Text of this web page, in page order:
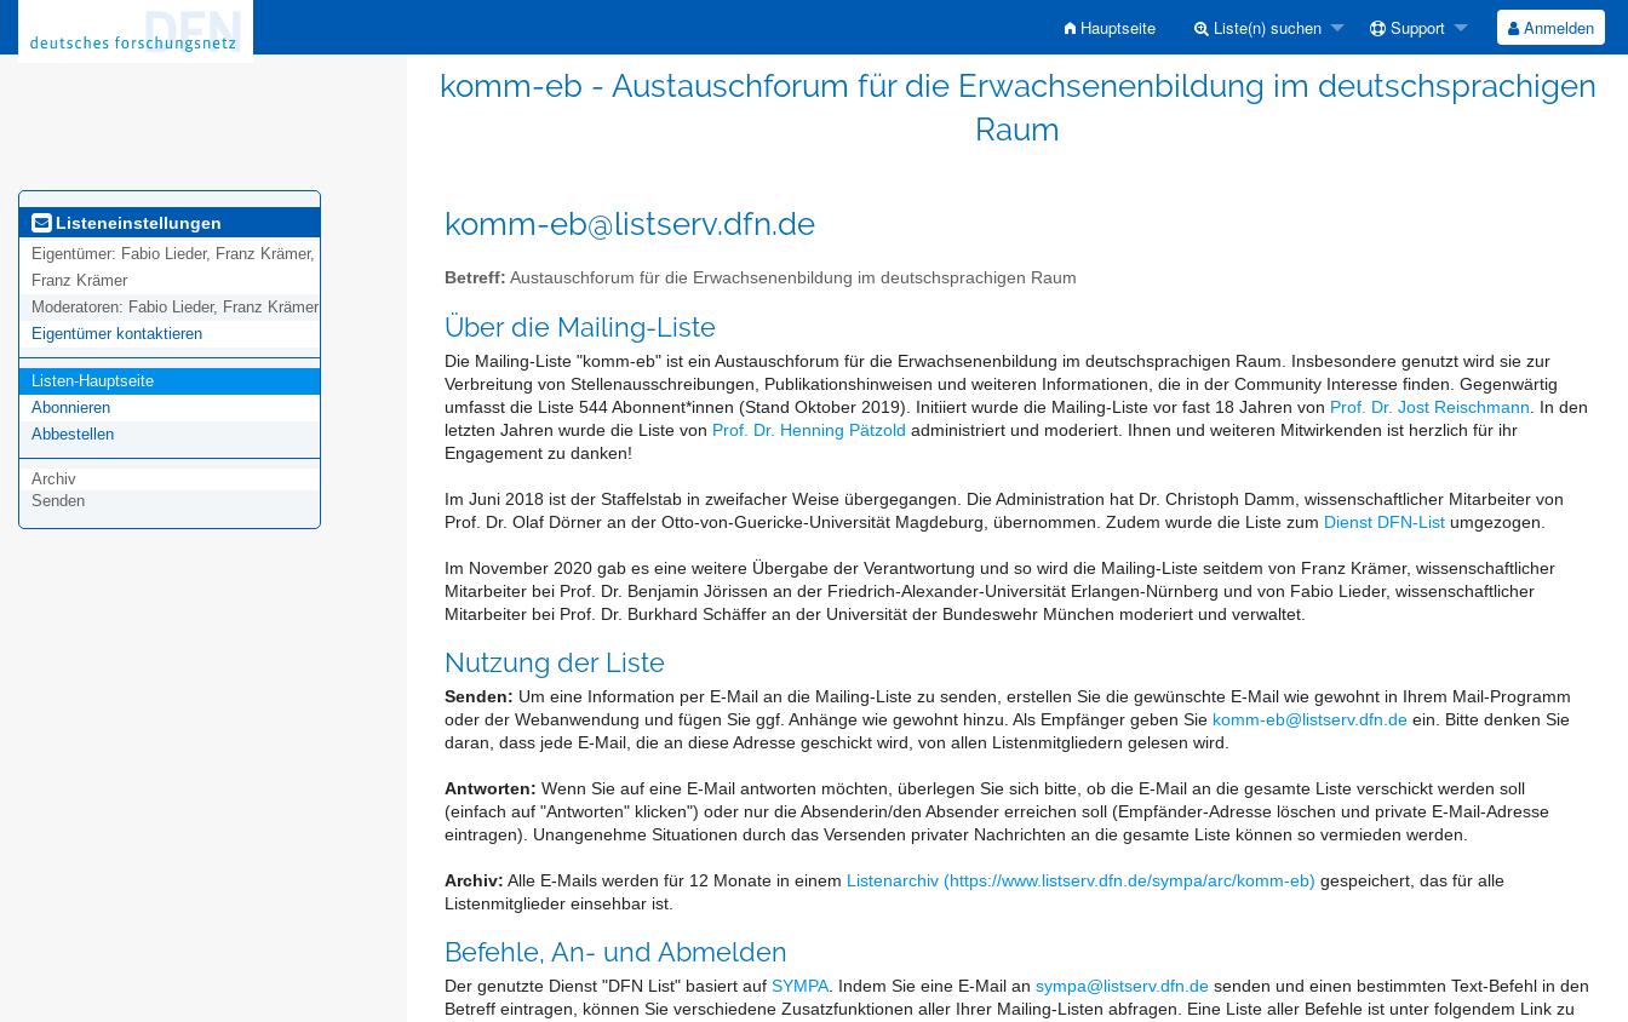
Hauptseite Liste(n) suchen Support Anmelden
komm-eb - Austauschforum für die Erwachsenenbildung im deutschsprachigen
Raum
Listeneinstellungen
Eigentümer: Fabio Lieder, Franz Krämer,
Franz Krämer
Moderatoren: Fabio Lieder, Franz Krämer
Eigentümer kontaktieren
Listen-Hauptseite
Abonnieren
Abbestellen
Archiv
Senden
komm-eb@listserv.dfn.de
Betreff: Austauschforum für die Erwachsenenbildung im deutschsprachigen Raum
Über die Mailing-Liste
Die Mailing-Liste "komm-eb" ist ein Austauschforum für die Erwachsenenbildung im deutschsprachigen Raum. Insbesondere genutzt wird sie zur
Verbreitung von Stellenausschreibungen, Publikationshinweisen und weiteren Informationen, die in der Community Interesse finden. Gegenwärtig
umfasst die Liste 544 Abonnent*innen (Stand Oktober 2019). Initiiert wurde die Mailing-Liste vor fast 18 Jahren von Prof. Dr. Jost Reischmann . In den
letzten Jahren wurde die Liste von Prof. Dr. Henning Pätzold administriert und moderiert. Ihnen und weiteren Mitwirkenden ist herzlich für ihr
Engagement zu danken!
Im Juni 2018 ist der Staffelstab in zweifacher Weise übergegangen. Die Administration hat Dr. Christoph Damm, wissenschaftlicher Mitarbeiter von
Prof. Dr. Olaf Dörner an der Otto-von-Guericke-Universität Magdeburg, übernommen. Zudem wurde die Liste zum Dienst DFN-List umgezogen.
Im November 2020 gab es eine weitere Übergabe der Verantwortung und so wird die Mailing-Liste seitdem von Franz Krämer, wissenschaftlicher
Mitarbeiter bei Prof. Dr. Benjamin Jörissen an der Friedrich-Alexander-Universität Erlangen-Nürnberg und von Fabio Lieder, wissenschaftlicher
Mitarbeiter bei Prof. Dr. Burkhard Schäffer an der Universität der Bundeswehr München moderiert und verwaltet.
Nutzung der Liste
Senden: Um eine Information per E-Mail an die Mailing-Liste zu senden, erstellen Sie die gewünschte E-Mail wie gewohnt in Ihrem Mail-Programm
oder der Webanwendung und fügen Sie ggf. Anhänge wie gewohnt hinzu. Als Empfänger geben Sie komm-eb@listserv.dfn.de ein. Bitte denken Sie
daran, dass jede E-Mail, die an diese Adresse geschickt wird, von allen Listenmitgliedern gelesen wird.
Antworten: Wenn Sie auf eine E-Mail antworten möchten, überlegen Sie sich bitte, ob die E-Mail an die gesamte Liste verschickt werden soll
(einfach auf "Antworten" klicken") oder nur die Absenderin/den Absender erreichen soll (Empfänder-Adresse löschen und private E-Mail-Adresse
eintragen). Unangenehme Situationen durch das Versenden privater Nachrichten an die gesamte Liste können so vermieden werden.
Archiv: Alle E-Mails werden für 12 Monate in einem Listenarchiv (https://www.listserv.dfn.de/sympa/arc/komm-eb) gespeichert, das für alle
Listenmitglieder einsehbar ist.
Befehle, An- und Abmelden
Der genutzte Dienst "DFN List" basiert auf SYMPA. Indem Sie eine E-Mail an sympa@listserv.dfn.de senden und einen bestimmten Text-Befehl in den
Betreff eintragen, können Sie verschiedene Zusatzfunktionen aller Ihrer Mailing-Listen abfragen. Eine Liste aller Befehle ist unter folgendem Link zu